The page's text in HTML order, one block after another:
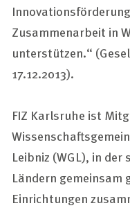
Zusammenarbeit in
unterstützen.“
17.12.2013).
FIZ Karlsruhe ist
Leibniz (WGL), in
Ländern
Einrichtungen